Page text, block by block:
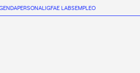
PERSONALIGFAE LABSEMPLEO